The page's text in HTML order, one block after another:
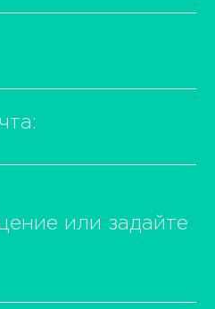
или задайте